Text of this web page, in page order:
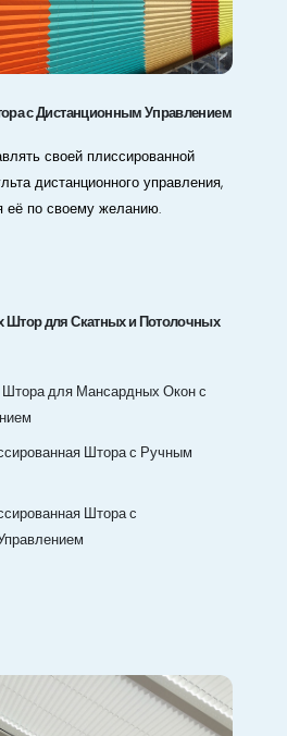
с Дистанционным Управлением
своей плиссированной
дистанционного управления,
её по своему желанию.
для Скатных и Потолочных
для Мансардных Окон с
Штора с Ручным
Штора с